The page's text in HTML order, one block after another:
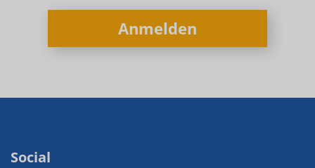
Anmelden
Social